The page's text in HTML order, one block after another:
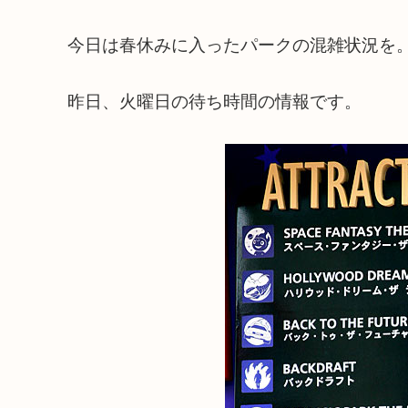
今日は春休みに入ったパークの混雑状況を
昨日、火曜日の待ち時間の情報です。